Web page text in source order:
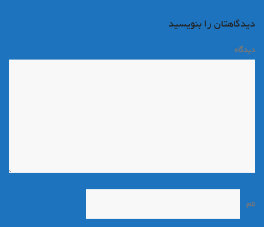
دیدگاهتان را بنویسید
دیدگاه
نام